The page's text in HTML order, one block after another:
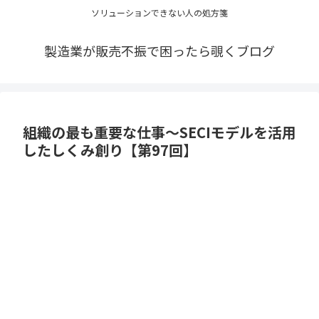
ソリューションできない人の処方箋
製造業が販売不振で困ったら覗くブログ
組織の最も重要な仕事～SECIモデルを活用
したしくみ創り【第97回】